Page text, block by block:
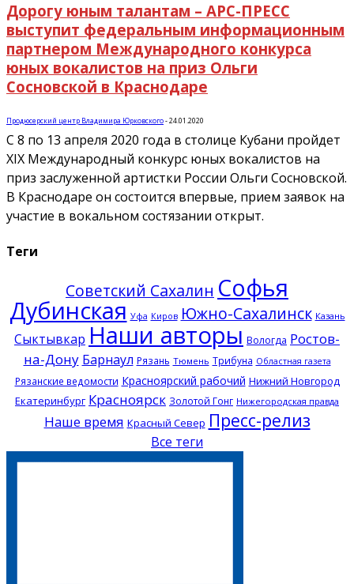
Дорогу юным талантам – АРС-ПРЕСС
выступит федеральным информационным
партнером Международного конкурса
юных вокалистов на приз Ольги
Сосновской в Краснодаре
Продюсерский центр Владимира Юрковского-24.01.2020
С 8 по 13 апреля 2020 года в столице Кубани пройдет
XIX Международный конкурс юных вокалистов на
приз заслуженной артистки России Ольги Сосновской.
В Краснодаре он состоится впервые, прием заявок на
участие в вокальном состязании открыт.
Теги
Советский Сахалин Софья
Дубинская Уфа Киров Южно-Сахалинск Казань
Сыктывкар Наши авторы Вологда Ростов-
на-Дону Барнаул Рязань Тюмень Трибуна Областная газета
Рязанские ведомости Красноярский рабочий Нижний Новгород
Екатеринбург Красноярск Золотой Гонг Нижегородская правда
Наше время Красный Север Пресс-релиз
Все теги